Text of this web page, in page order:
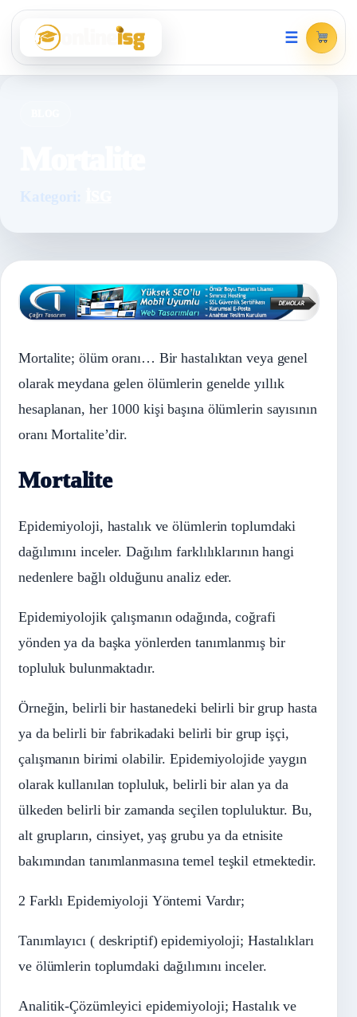
☰
Kategori:
Mortalite; ölüm oranı… Bir hastalıktan veya genel
olarak meydana gelen ölümlerin genelde yıllık
hesaplanan, her 1000 kişi başına ölümlerin sayısının
oranı Mortalite’dir.
Mortalite
Epidemiyoloji, hastalık ve ölümlerin toplumdaki
dağılımını inceler. Dağılım farklılıklarının hangi
nedenlere bağlı olduğunu analiz eder.
Epidemiyolojik çalışmanın odağında, coğrafi
yönden ya da başka yönlerden tanımlanmış bir
topluluk bulunmaktadır.
Örneğin, belirli bir hastanedeki belirli bir grup hasta
ya da belirli bir fabrikadaki belirli bir grup işçi,
çalışmanın birimi olabilir. Epidemiyolojide yaygın
olarak kullanılan topluluk, belirli bir alan ya da
ülkeden belirli bir zamanda seçilen topluluktur. Bu,
alt grupların, cinsiyet, yaş grubu ya da etnisite
bakımından tanımlanmasına temel teşkil etmektedir.
2 Farklı Epidemiyoloji Yöntemi Vardır;
Tanımlayıcı ( deskriptif) epidemiyoloji; Hastalıkları
ve ölümlerin toplumdaki dağılımını inceler.
Analitik-Çözümleyici epidemiyoloji; Hastalık ve